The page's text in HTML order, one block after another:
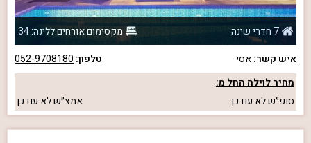
7 חדרי שינה
מקסימום אורחים ללינה: 34
איש קשר:אסי טלפון: 052-9708180
מחיר לוילה החל מ:
סופ״שלא עודכן אמצ״שלא עודכן